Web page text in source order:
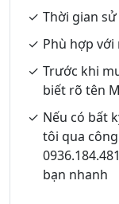
Thời gian
Phù hợp
Trước khi
biết rõ tên
Nếu có bất
tôi qua
bạn nhanh